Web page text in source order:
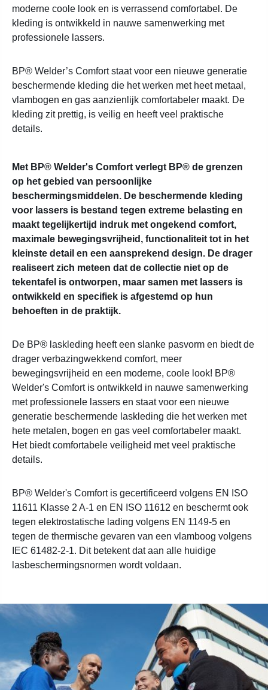
moderne coole look en is verrassend comfortabel. De
kleding is ontwikkeld in nauwe samenwerking met
professionele lassers.
BP® Welder’s Comfort staat voor een nieuwe generatie
beschermende kleding die het werken met heet metaal,
vlambogen en gas aanzienlijk comfortabeler maakt. De
kleding zit prettig, is veilig en heeft veel praktische
details.
Met BP® Welder's Comfort verlegt BP® de grenzen
op het gebied van persoonlijke
beschermingsmiddelen. De beschermende kleding
voor lassers is bestand tegen extreme belasting en
maakt tegelijkertijd indruk met ongekend comfort,
maximale bewegingsvrijheid, functionaliteit tot in het
kleinste detail en een aansprekend design. De drager
realiseert zich meteen dat de collectie niet op de
tekentafel is ontworpen, maar samen met lassers is
ontwikkeld en specifiek is afgestemd op hun
behoeften in de praktijk.
De BP® laskleding heeft een slanke pasvorm en biedt de
drager verbazingwekkend comfort, meer
bewegingsvrijheid en een moderne, coole look! BP®
Welder's Comfort is ontwikkeld in nauwe samenwerking
met professionele lassers en staat voor een nieuwe
generatie beschermende laskleding die het werken met
hete metalen, bogen en gas veel comfortabeler maakt.
Het biedt comfortabele veiligheid met veel praktische
details.
BP® Welder's Comfort is gecertificeerd volgens EN ISO
11611 Klasse 2 A-1 en EN ISO 11612 en beschermt ook
tegen elektrostatische lading volgens EN 1149-5 en
tegen de thermische gevaren van een vlamboog volgens
IEC 61482-2-1. Dit betekent dat aan alle huidige
lasbeschermingsnormen wordt voldaan.